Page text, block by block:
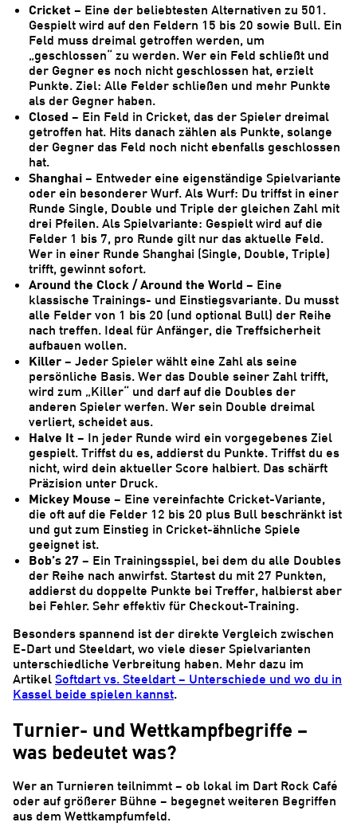
Cricket – Eine der beliebtesten Alternativen zu 501.
Gespielt wird auf den Feldern 15 bis 20 sowie Bull. Ein
Feld muss dreimal getroffen werden, um
„geschlossen“ zu werden. Wer ein Feld schließt und
der Gegner es noch nicht geschlossen hat, erzielt
Punkte. Ziel: Alle Felder schließen und mehr Punkte
als der Gegner haben.
Closed – Ein Feld in Cricket, das der Spieler dreimal
getroffen hat. Hits danach zählen als Punkte, solange
der Gegner das Feld noch nicht ebenfalls geschlossen
hat.
Shanghai – Entweder eine eigenständige Spielvariante
oder ein besonderer Wurf. Als Wurf: Du triffst in einer
Runde Single, Double und Triple der gleichen Zahl mit
drei Pfeilen. Als Spielvariante: Gespielt wird auf die
Felder 1 bis 7, pro Runde gilt nur das aktuelle Feld.
Wer in einer Runde Shanghai (Single, Double, Triple)
trifft, gewinnt sofort.
Around the Clock / Around the World – Eine
klassische Trainings- und Einstiegsvariante. Du musst
alle Felder von 1 bis 20 (und optional Bull) der Reihe
nach treffen. Ideal für Anfänger, die Treffsicherheit
aufbauen wollen.
Killer – Jeder Spieler wählt eine Zahl als seine
persönliche Basis. Wer das Double seiner Zahl trifft,
wird zum „Killer“ und darf auf die Doubles der
anderen Spieler werfen. Wer sein Double dreimal
verliert, scheidet aus.
Halve It – In jeder Runde wird ein vorgegebenes Ziel
gespielt. Triffst du es, addierst du Punkte. Triffst du es
nicht, wird dein aktueller Score halbiert. Das schärft
Präzision unter Druck.
Mickey Mouse – Eine vereinfachte Cricket-Variante,
die oft auf die Felder 12 bis 20 plus Bull beschränkt ist
und gut zum Einstieg in Cricket-ähnliche Spiele
geeignet ist.
Bob’s 27 – Ein Trainingsspiel, bei dem du alle Doubles
der Reihe nach anwirfst. Startest du mit 27 Punkten,
addierst du doppelte Punkte bei Treffer, halbierst aber
bei Fehler. Sehr effektiv für Checkout-Training.
Besonders spannend ist der direkte Vergleich zwischen
E-Dart und Steeldart, wo viele dieser Spielvarianten
unterschiedliche Verbreitung haben. Mehr dazu im
Artikel Softdart vs. Steeldart – Unterschiede und wo du in
Kassel beide spielen kannst.
Turnier- und Wettkampfbegriffe –
was bedeutet was?
Wer an Turnieren teilnimmt – ob lokal im Dart Rock Café
oder auf größerer Bühne – begegnet weiteren Begriffen
aus dem Wettkampfumfeld.